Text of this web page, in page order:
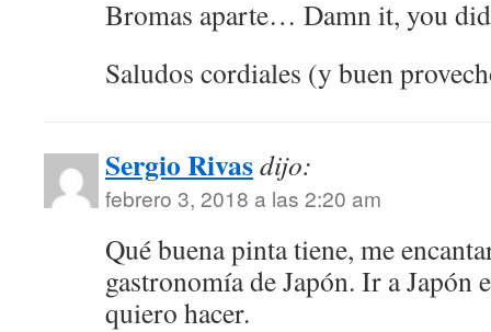
Bromas aparte… Damn it, you
Saludos cordiales (y buen
Sergio Rivasdijo:
febrero 3, 2018 a las 2:20 am
Qué buena pinta tiene, me
gastronomía de Japón. Ir a Japón
quiero hacer.